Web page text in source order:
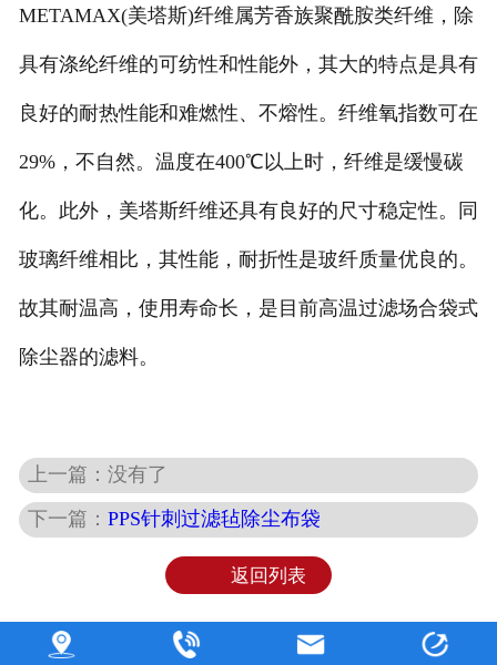
METAMAX(美塔斯)纤维属芳香族聚酰胺类纤维，除
具有涤纶纤维的可纺性和性能外，其大的特点是具有
良好的耐热性能和难燃性、不熔性。纤维氧指数可在
29%，不自然。温度在400℃以上时，纤维是缓慢碳
化。此外，美塔斯纤维还具有良好的尺寸稳定性。同
玻璃纤维相比，其性能，耐折性是玻纤质量优良的。
故其耐温高，使用寿命长，是目前高温过滤场合袋式
除尘器的滤料。
上一篇：没有了
下一篇：PPS针刺过滤毡除尘布袋
返回列表